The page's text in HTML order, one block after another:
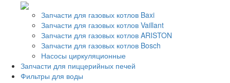
Запчасти для газовых котлов Baxi
Запчасти для газовых котлов Vaillant
Запчасти для газовых котлов ARISTON
Запчасти для газовых котлов Bosch
Насосы циркуляционные
Запчасти для пиццерийных печей
Фильтры для воды